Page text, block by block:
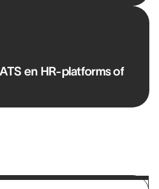
en HR-platforms of